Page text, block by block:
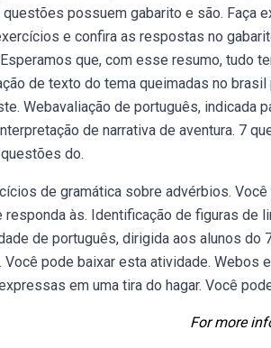
questões possuem gabarito e são. Faça
e confira as respostas no
que, com esse resumo, tudo
de texto do tema queimadas no
Webavaliação de português, indicada
de narrativa de aventura. 7
do.
de gramática sobre advérbios.
responda às. Identificação de figuras de
de português, dirigida aos alunos do
Você pode baixar esta atividade. Webos
em uma tira do hagar. Você
For more